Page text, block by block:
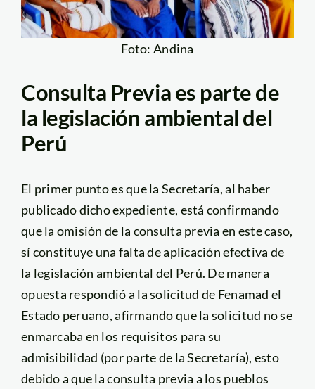
Foto: Andina
Consulta Previa es parte de
la legislación ambiental del
Perú
El primer punto es que la Secretaría, al haber
publicado dicho expediente, está confirmando
que la omisión de la consulta previa en este caso,
sí constituye una falta de aplicación efectiva de
la legislación ambiental del Perú. De manera
opuesta respondió a la solicitud de Fenamad el
Estado peruano, afirmando que la solicitud no se
enmarcaba en los requisitos para su
admisibilidad (por parte de la Secretaría), esto
debido a que la consulta previa a los pueblos